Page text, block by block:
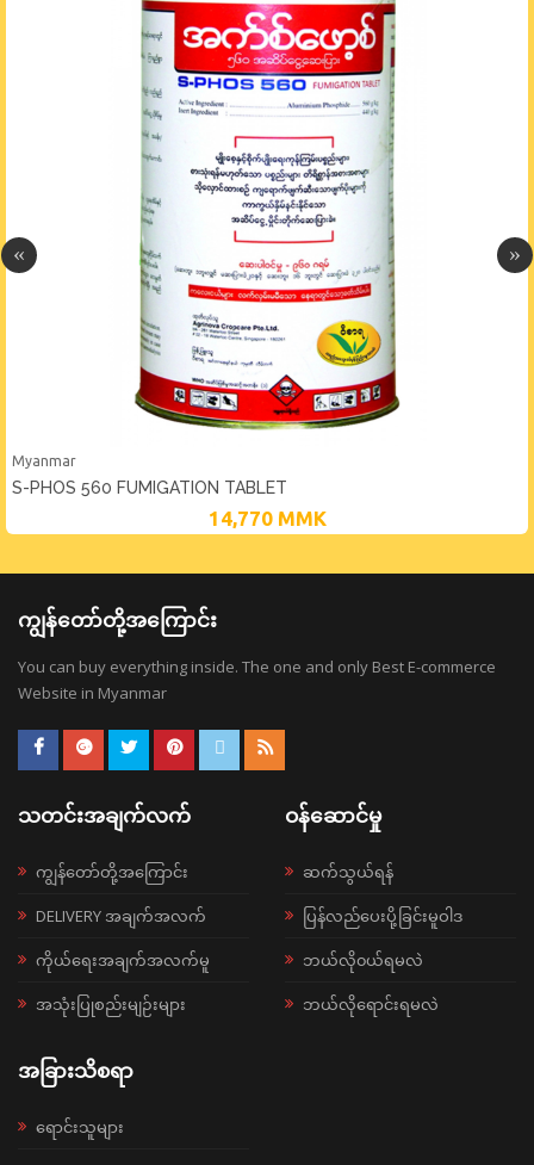
Myanmar
S-PHOS 560 FUMIGATION TABLET
14,770 MMK
ကျွန်တော်တို့အကြောင်း
You can buy everything inside. The one and only Best E-commerce
Website in Myanmar
သတင်းအချက်လက်
ကျွန်တော်တို့အကြောင်း
DELIVERY အချက်အလက်
ကိုယ်ရေးအချက်အလက်မူ
အသုံးပြုစည်းမျဉ်းများ
ဝန်ဆောင်မှု
ဆက်သွယ်ရန်
ပြန်လည်ပေးပို့ခြင်းမူဝါဒ
ဘယ်လို၀ယ်ရမလဲ
ဘယ်လိုရောင်းရမလဲ
အခြားသိစရာ
ရောင်းသူများ